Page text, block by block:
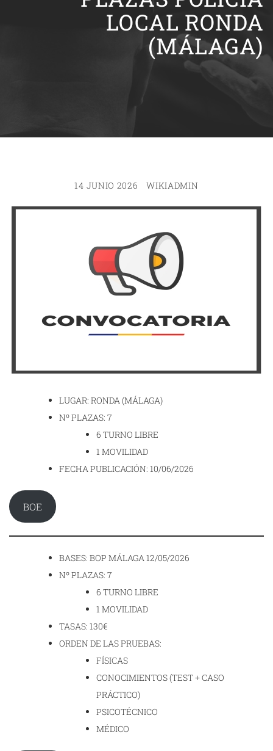
LOCAL RONDA
(MÁLAGA)
14 JUNIO 2026 WIKIADMIN
LUGAR: RONDA (MÁLAGA)
Nº PLAZAS: 7
6 TURNO LIBRE
1 MOVILIDAD
FECHA PUBLICACIÓN: 10/06/2026
BOE
BASES: BOP MÁLAGA 12/05/2026
Nº PLAZAS: 7
6 TURNO LIBRE
1 MOVILIDAD
TASAS: 130€
ORDEN DE LAS PRUEBAS:
FÍSICAS
CONOCIMIENTOS (TEST + CASO
PRÁCTICO)
PSICOTÉCNICO
MÉDICO